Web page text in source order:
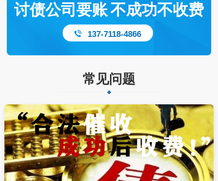
讨债公司要账不成功不收费
137-7118-4866
常见问题